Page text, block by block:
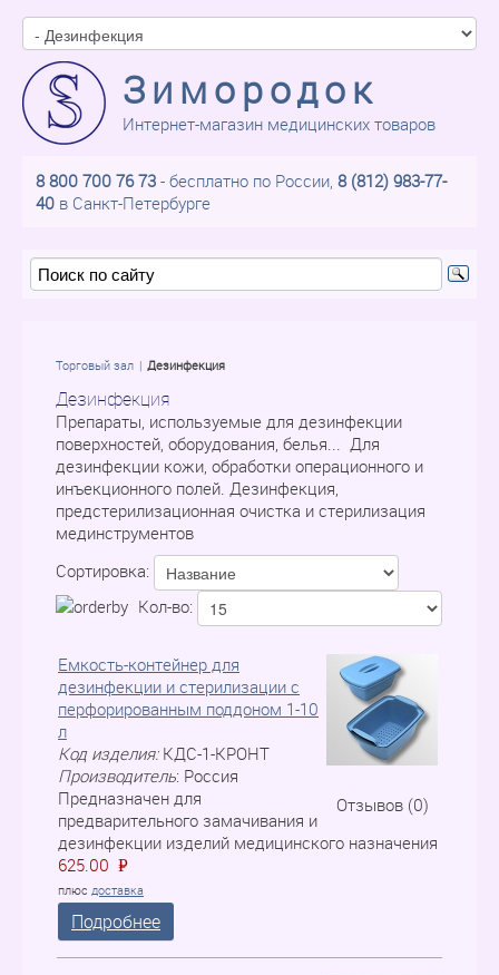
Зимородок
Интернет-магазин медицинских товаров
8 800 700 76 73 - бесплатно по России, 8 (812) 983-77-
40 в Санкт-Петербурге
Торговый зал Дезинфекция
Дезинфекция
Препараты, используемые для дезинфекции
поверхностей, оборудования, белья... Для
дезинфекции кожи, обработки операционного и
инъекционного полей. Дезинфекция,
предстерилизационная очистка и стерилизация
мединструментов
Сортировка:
Кол-во:
Отзывов (0)
Емкость-контейнер для
дезинфекции и стерилизации с
перфорированным поддоном 1-10
л
Код изделия: КДС-1-КРОНТ
Производитель: Россия
Предназначен для
предварительного замачивания и
дезинфекции изделий медицинского назначения
625.00
=
P
плюс доставка
Подробнее